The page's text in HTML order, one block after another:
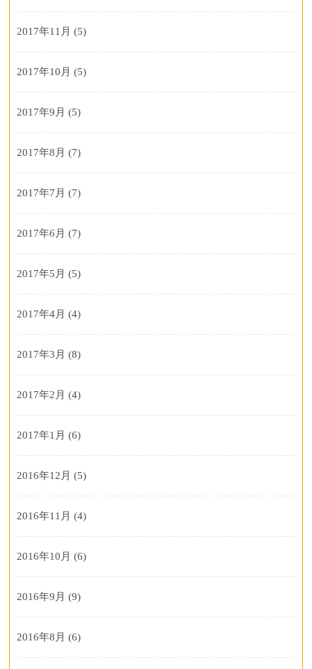
2017年11月 (5)
2017年10月 (5)
2017年9月 (5)
2017年8月 (7)
2017年7月 (7)
2017年6月 (7)
2017年5月 (5)
2017年4月 (4)
2017年3月 (8)
2017年2月 (4)
2017年1月 (6)
2016年12月 (5)
2016年11月 (4)
2016年10月 (6)
2016年9月 (9)
2016年8月 (6)